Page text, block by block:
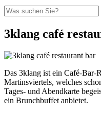
3klang café
Das 3klang ist ein Café-Bar-
Martinsviertels, welches
Tages- und Abendkarte
ein Brunchbuffet anbietet.